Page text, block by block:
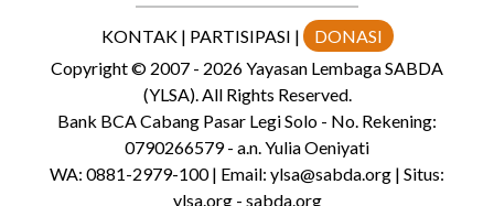
KONTAK| PARTISIPASI |
DONASI
Copyright© 2007 - 2026Yayasan Lembaga SABDA
(YLSA).All Rights Reserved.
Bank BCA Cabang Pasar Legi Solo - No. Rekening:
0790266579 - a.n. Yulia Oeniyati
WA: 0881-2979-100| Email: ylsa@sabda.org | Situs:
ylsa.org- sabda.org